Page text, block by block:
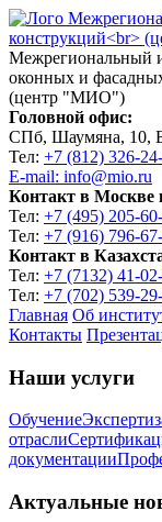
Межрегиональный
оконных и
(центр "МИО")
Головной офис:
СПб, Шаумяна, 10,
Тел: +7 (812) 326-
E-mail: info@mio.ru
Контакт в
Тел: +7 (495) 205-
Тел: +7 (916) 796-
Контакт в
Тел: +7 (7132) 41-
Тел: +7 (702) 539-
Главная Об
Контакты
Наши услуги
Обучение
отрасли
документации
Актуальные